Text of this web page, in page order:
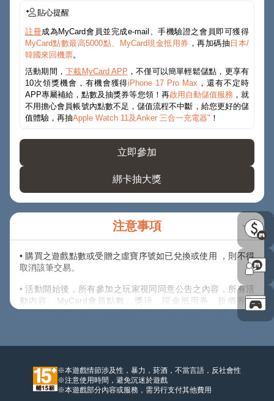
貼心提醒
註冊成為MyCard會員並完成e-mail、手機驗證之會員即可獲得
MyCard點數最高5000點、MyCard現金抵用券 ，再加碼抽 日本/
韓國來回機票。
活動期間，下載MyCard APP ，不僅可以簡單輕鬆儲點，更享有
10次領獎機會，有機會獲得iPhone 17 Pro Max ，還有不定時
APP專屬補給，點數及抽獎券等您領！再啟用自動儲值服務 ，就
不用擔心會員帳號內點數不足，儲值流程不中斷，給您更好的儲
值體驗，再抽Apple Watch 11及Anker 三合一充電器" ！
立即參加
綁卡抽大獎
注意事項
• 購買之遊戲點數或受贈之虛寶序號如已兌換或使用 ，則不得
取消該筆交易。
• 活動開始後，所有參加之玩家視同同意公告之內容，所有活
動內容、MyCard會員點數、獎項、現金抵用券、折價券、
COUPON之發送方式，主辦單位保留以上活動及獎項內容修改
之權利，並有權決定修改、取消、暫停或終止活動及贈送內
※本遊戲情節涉及性，暴力，菸酒，不當言語，反社會性
※注意使用時間，避免沉迷於遊戲
※本遊戲部分內容或服務，需另行支付其他費用